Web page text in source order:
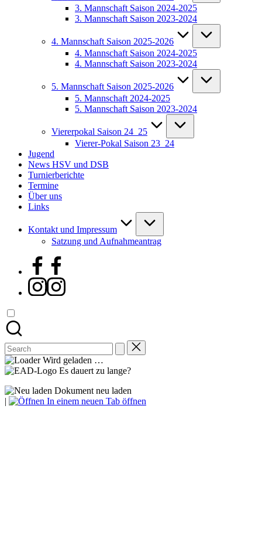
3. Mannschaft Saison 2024-2025
3. Mannschaft Saison 2023-2024
4. Mannschaft Saison 2025-2026
4. Mannschaft Saison 2024-2025
4. Mannschaft Saison 2023-2024
5. Mannschaft Saison 2025-2026
5. Mannschaft 2024-2025
5. Mannschaft Saison 2023-2024
Viererpokal Saison 24_25
Vierer-Pokal Saison 23_24
Jugend
News HSV und DSB
Turnierberichte
Termine
Über uns
Links
Kontakt und Impressum
Satzung und Aufnahmeantrag
Facebook
Instagram
Search
for:
Wird geladen …
Es dauert zu lange?
Dokument neu laden
|
In einem neuen Tab öffnen